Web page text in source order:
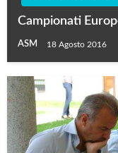
Campionati
ASM 18 Agosto 2016